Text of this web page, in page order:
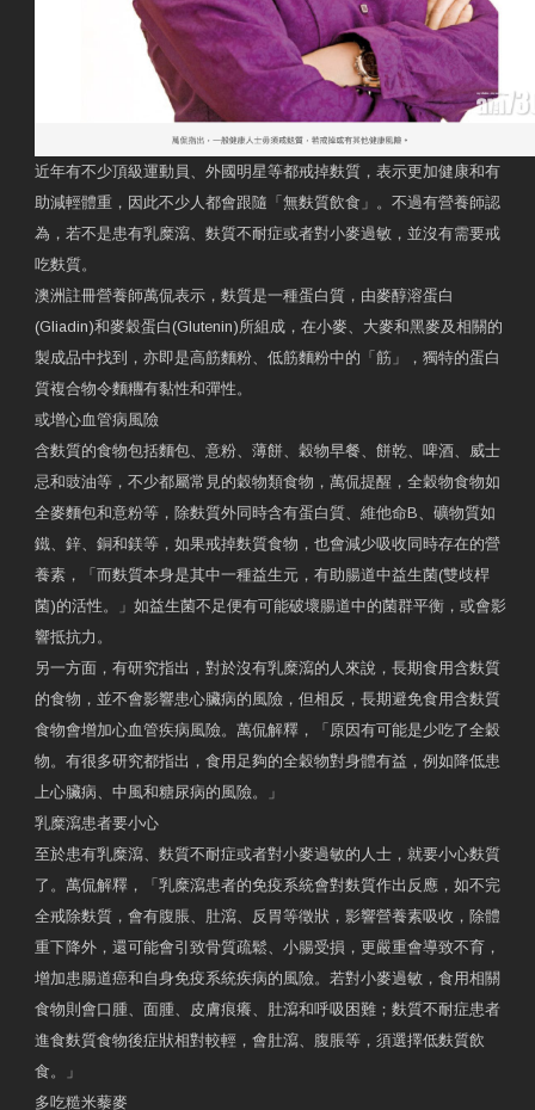
近年有不少頂級運動員、外國明星等都戒掉麩質，表示更加健康和有
助減輕體重，因此不少人都會跟隨「無麩質飲食」。不過有營養師認
為，若不是患有乳糜瀉、麩質不耐症或者對小麥過敏，並沒有需要戒
吃麩質。
澳洲註冊營養師萬侃表示，麩質是一種蛋白質，由麥醇溶蛋白
(Gliadin)和麥穀蛋白(Glutenin)所組成，在小麥、大麥和黑麥及相關的
製成品中找到，亦即是高筋麵粉、低筋麵粉中的「筋」，獨特的蛋白
質複合物令麵糰有黏性和彈性。
或增心血管病風險
含麩質的食物包括麵包、意粉、薄餅、穀物早餐、餅乾、啤酒、威士
忌和豉油等，不少都屬常見的穀物類食物，萬侃提醒，全穀物食物如
全麥麵包和意粉等，除麩質外同時含有蛋白質、維他命B、礦物質如
鐵、鋅、銅和鎂等，如果戒掉麩質食物，也會減少吸收同時存在的營
養素，「而麩質本身是其中一種益生元，有助腸道中益生菌(雙歧桿
菌)的活性。」如益生菌不足便有可能破壞腸道中的菌群平衡，或會影
響抵抗力。
另一方面，有研究指出，對於沒有乳糜瀉的人來說，長期食用含麩質
的食物，並不會影響患心臟病的風險，但相反，長期避免食用含麩質
食物會增加心血管疾病風險。萬侃解釋，「原因有可能是少吃了全穀
物。有很多研究都指出，食用足夠的全穀物對身體有益，例如降低患
上心臟病、中風和糖尿病的風險。」
乳糜瀉患者要小心
至於患有乳糜瀉、麩質不耐症或者對小麥過敏的人士，就要小心麩質
了。萬侃解釋，「乳糜瀉患者的免疫系統會對麩質作出反應，如不完
全戒除麩質，會有腹脹、肚瀉、反胃等徵狀，影響營養素吸收，除體
重下降外，還可能會引致骨質疏鬆、小腸受損，更嚴重會導致不育，
增加患腸道癌和自身免疫系統疾病的風險。若對小麥過敏，食用相關
食物則會口腫、面腫、皮膚痕癢、肚瀉和呼吸困難；麩質不耐症患者
進食麩質食物後症狀相對較輕，會肚瀉、腹脹等，須選擇低麩質飲
食。」
多吃糙米藜麥